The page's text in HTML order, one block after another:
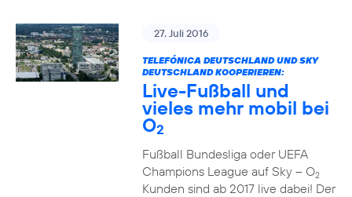
27. Juli 2016
TELEFÓNICA DEUTSCHLAND UND SKY
DEUTSCHLAND KOOPERIEREN:
Live-Fußball und
vieles mehr mobil bei
O2
Fußball Bundesliga oder UEFA
Champions League auf Sky – O2
Kunden sind ab 2017 live dabei! Der